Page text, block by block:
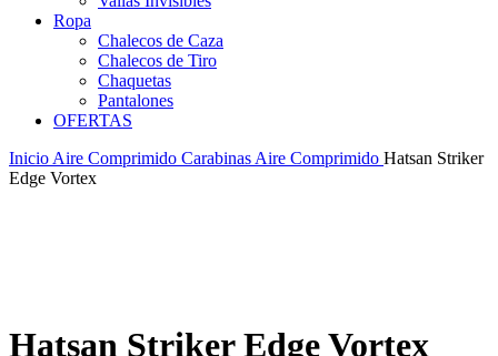
Ropa
Chalecos de Caza
Chalecos de Tiro
Chaquetas
Pantalones
OFERTAS
Inicio Aire Comprimido Carabinas Aire Comprimido Hatsan Striker
Edge Vortex
Hatsan Striker Edge Vortex